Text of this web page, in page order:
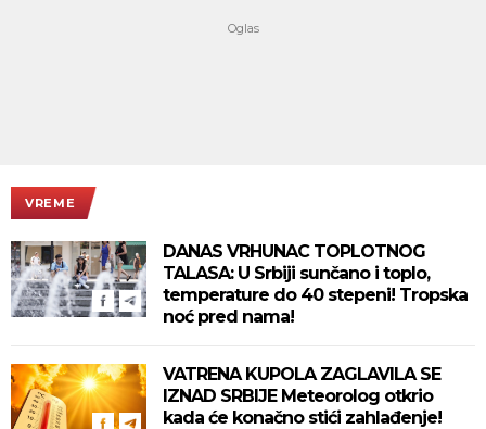
VREME
DANAS VRHUNAC TOPLOTNOG
TALASA: U Srbiji sunčano i toplo,
temperature do 40 stepeni! Tropska
noć pred nama!
VATRENA KUPOLA ZAGLAVILA SE
IZNAD SRBIJE Meteorolog otkrio
kada će konačno stići zahlađenje!